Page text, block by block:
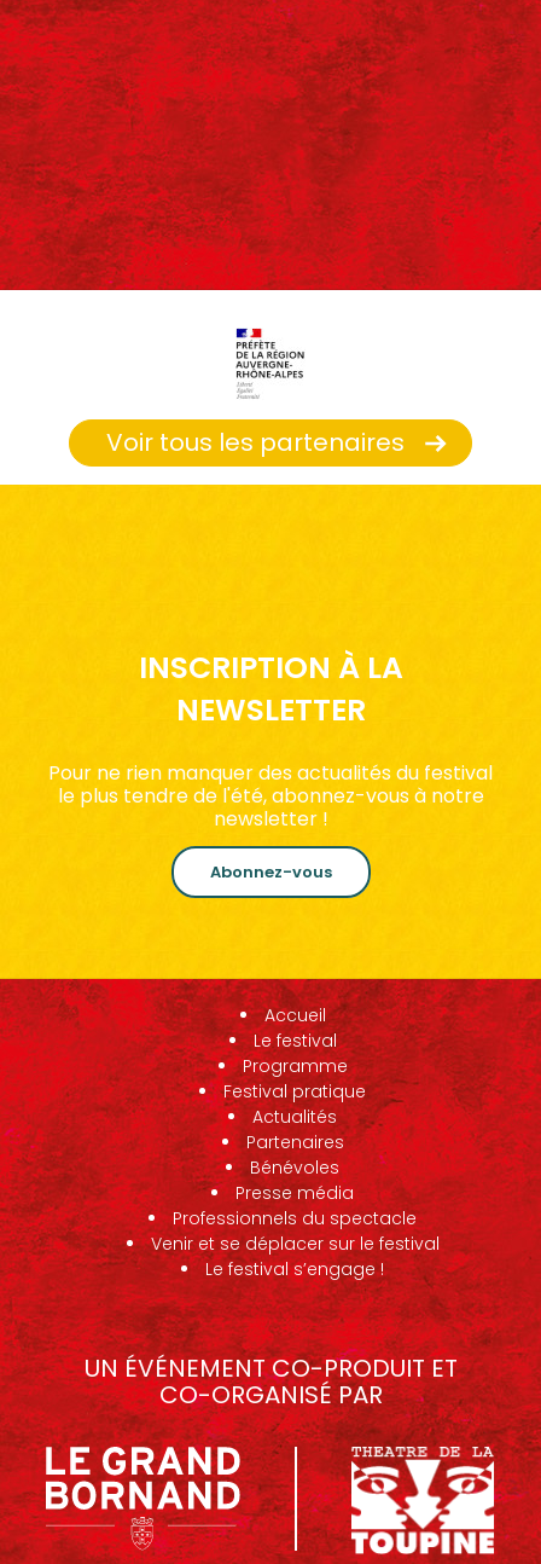
Voir tous les partenaires
INSCRIPTION À LA
NEWSLETTER
Pour ne rien manquer des actualités du festival
le plus tendre de l'été, abonnez-vous à notre
newsletter !
Abonnez-vous
Accueil
Le festival
Programme
Festival pratique
Actualités
Partenaires
Bénévoles
Presse média
Professionnels du spectacle
Venir et se déplacer sur le festival
Le festival s’engage !
UN ÉVÉNEMENT CO-PRODUIT ET
CO-ORGANISÉ PAR